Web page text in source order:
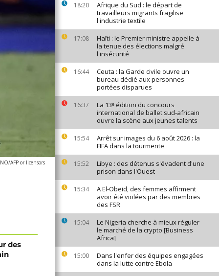
18:20
Afrique du Sud : le départ de
travailleurs migrants fragilise
l'industrie textile
17:08
Haïti : le Premier ministre appelle à
la tenue des élections malgré
l'insécurité
16:44
Ceuta : la Garde civile ouvre un
bureau dédié aux personnes
portées disparues
16:37
La 13ᵉ édition du concours
international de ballet sud-africain
ouvre la scène aux jeunes talents
15:54
Arrêt sur images du 6 août 2026 : la
FIFA dans la tourmente
15:52
Libye : des détenus s'évadent d'une
prison dans l'Ouest
15:34
A El-Obeid, des femmes affirment
avoir été violées par des membres
des FSR
15:04
Le Nigeria cherche à mieux réguler
le marché de la crypto [Business
Africa]
15:00
Dans l'enfer des équipes engagées
dans la lutte contre Ebola
AFP or licensors
des